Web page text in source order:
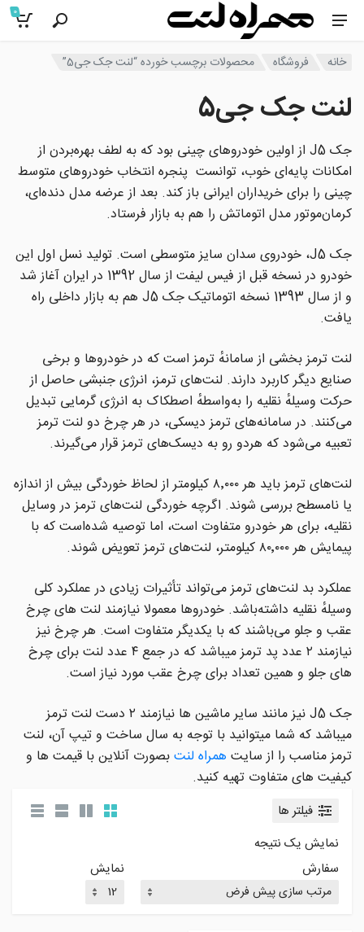
0
خانه فروشگاه محصولات برچسب خورده “لنت جک جی5”
لنت جک جی5
جک J5 از اولین خودروهای چینی بود که به لطف بهره‌بردن از
امکانات پایه‌ای خوب، توانست پنجره انتخاب خودروهای متوسط
چینی را برای خریداران ایرانی باز کند. بعد از عرضه مدل دنده‌ای،
کرمان‌موتور مدل اتوماتش را هم به بازار فرستاد.
جک J5، خودروی سدان سایز متوسطی است. تولید نسل اول این
خودرو در نسخه قبل از فیس لیفت از سال 1392 در ایران آغاز شد
و از سال 1393 نسخه اتوماتیک جک J5 هم به بازار داخلی راه
یافت.
لنت ترمز بخشی از سامانهٔ ترمز است که در خودروها و برخی
صنایع دیگر کاربرد دارند. لنت‌های ترمز، انرژی جنبشی حاصل از
حرکت وسیلهٔ نقلیه را به‌واسطهٔ اصطکاک به انرژی گرمایی تبدیل
می‌کنند. در سامانه‌های ترمز دیسکی، در هر چرخ دو لنت ترمز
تعبیه می‌شود که هردو رو به دیسک‌های ترمز قرار می‌گیرند.
لنت‌های ترمز باید هر ۸٬۰۰۰ کیلومتر از لحاظ خوردگی بیش از اندازه
یا نامسطح بررسی شوند. اگرچه خوردگی لنت‌های ترمز در وسایل
نقلیه، برای هر خودرو متفاوت است، اما توصیه شده‌است که با
پیمایش هر ۸۰٬۰۰۰ کیلومتر، لنت‌های ترمز تعویض شوند.
عملکرد بد لنت‌های ترمز می‌تواند تأثیرات زیادی در عملکرد کلی
وسیلهٔ نقلیه داشته‌باشد. خودروها معمولا نیازمند لنت های چرخ
عقب و جلو می‌باشند که با یکدیگر متفاوت است. هر چرخ نیز
نیازمند ۲ عدد پد ترمز میباشد که در جمع ۴ عدد لنت برای چرخ
های جلو و همین تعداد برای چرخ عقب مورد نیاز است.
جک J5 نیز مانند سایر ماشین ها نیازمند ۲ دست لنت ترمز
میباشد که شما میتوانید با توجه به سال ساخت و تیپ آن، لنت
ترمز مناسب را از سایت همراه لنتبصورت آنلاین با قیمت ها و
کیفیت های متفاوت تهیه کنید.
فیلتر ها
نمایش یک نتیجه
سفارش
نمایش